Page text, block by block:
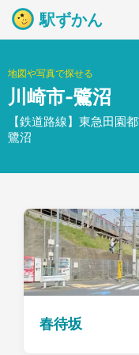
駅ずかん
地図や写真で探せる
川崎市-鷺沼
【鉄道路線】東急田園
鷺沼
春待坂